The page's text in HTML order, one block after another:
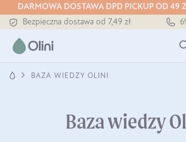
DARMOWA DOSTAWA DPD PICKUP OD 49
Bezpieczna dostawa od 7,49 zł
Darmowa dostawa od 199 zł
Tłoczony zawsze na zimno
BAZA WIEDZY OLINI
Baza wiedzy